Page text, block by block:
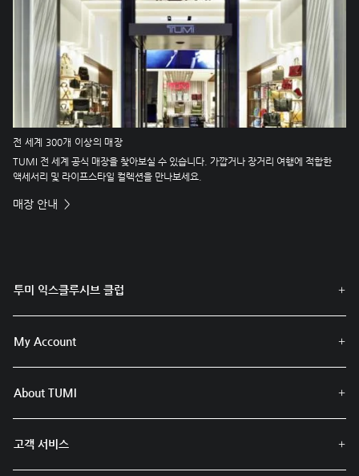
전 세계 300개 이상의 매장
TUMI 전 세계 공식 매장을 찾아보실 수 있습니다. 가깝거나 장거리 여행에 적합한
액세서리 및 라이프스타일 컬렉션을 만나보세요.
매장 안내
투미 익스클루시브 클럽
My Account
About TUMI
고객 서비스